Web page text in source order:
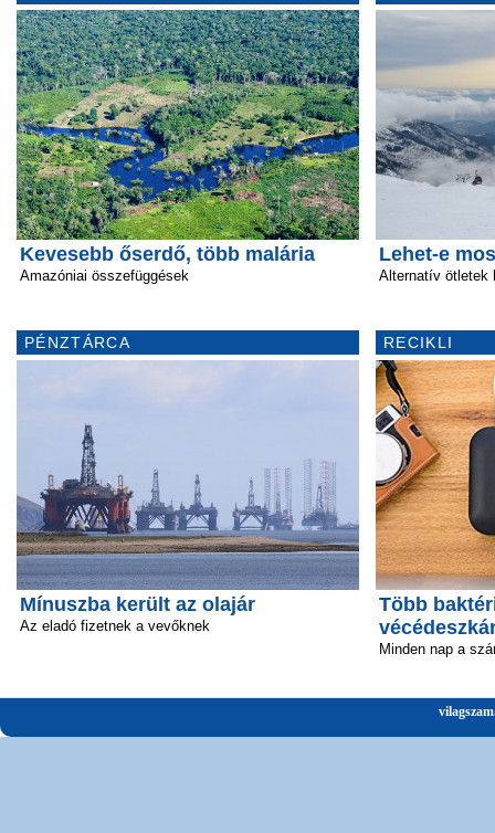
Kevesebb őserdő, több malária
Amazóniai összefüggések
PÉNZTÁRCA
Mínuszba került az olajár
Az eladó fizetnek a vevőknek
Lehet-e
Alternatív ötletek
RECIKLI
Több
Minden nap a